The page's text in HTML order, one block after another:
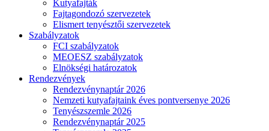
Kutyafajták
Fajtagondozó szervezetek
Elismert tenyésztői szervezetek
Szabályzatok
FCI szabályzatok
MEOESZ szabályzatok
Elnökségi határozatok
Rendezvények
Rendezvénynaptár 2026
Nemzeti kutyafajtaink éves pontversenye 2026
Tenyészszemle 2026
Rendezvénynaptár 2025